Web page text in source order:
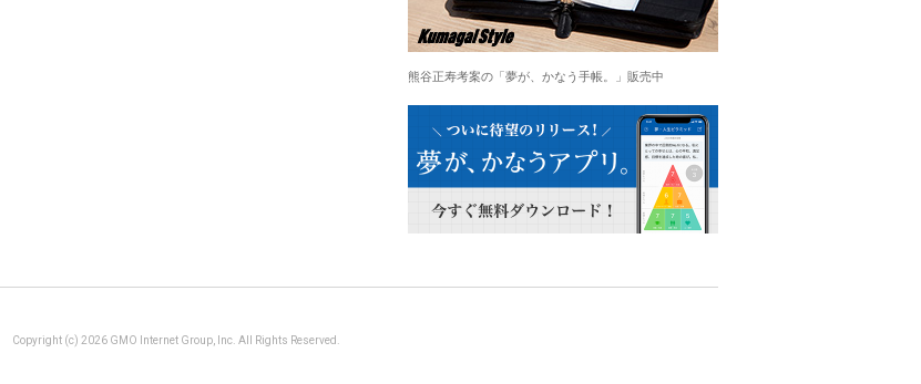
熊谷正寿考案の「夢が、かなう手帳。」販売中
Copyright (c) 2026 GMO Internet Group, Inc. All Rights Reserved.